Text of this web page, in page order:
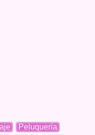
Peluquería